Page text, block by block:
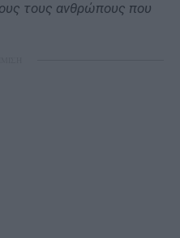
τους ανθρώπους που